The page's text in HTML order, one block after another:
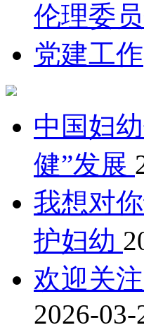
伦理委
党建工作
中国妇
健”发展
我想对
护妇幼
欢迎关
2026-03-